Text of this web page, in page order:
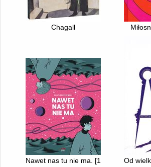
Chagall
Nawet nas tu nie ma. [1] Od